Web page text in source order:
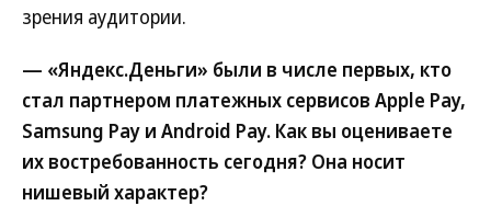
зрения аудитории.
— «Яндекс.Деньги» были в числе первых, кто
стал партнером платежных сервисов Apple Pay,
Samsung Pay и Android Pay. Как вы оцениваете
их востребованность сегодня? Она носит
нишевый характер?